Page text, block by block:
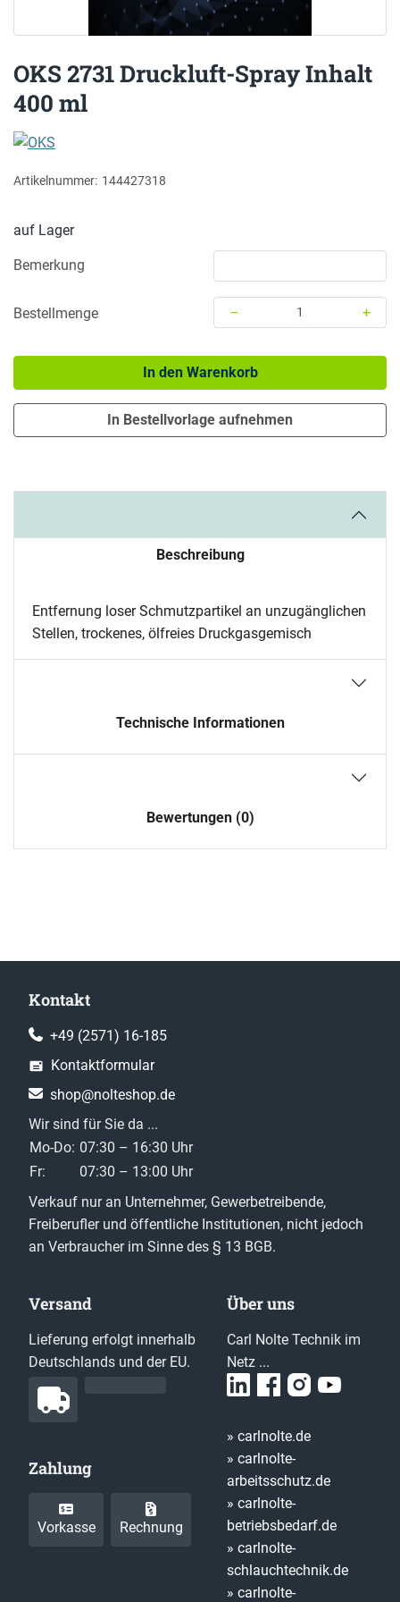
OKS 2731 Druckluft-Spray Inhalt
400 ml
Artikelnummer: 144427318
auf Lager
Bemerkung
Bestellmenge –
+
In den Warenkorb
In Bestellvorlage aufnehmen
Beschreibung
Entfernung loser Schmutzpartikel an unzugänglichen
Stellen, trockenes, ölfreies Druckgasgemisch
Technische Informationen
Bewertungen (0)
Kontakt
+49 (2571) 16-185
Kontaktformular
shop@nolteshop.de
Wir sind für Sie da ...
Mo-Do: 07:30 – 16:30 Uhr
Fr:
07:30 – 13:00 Uhr
Verkauf nur an Unternehmer, Gewerbetreibende,
Freiberufler und öffentliche Institutionen, nicht jedoch
an Verbraucher im Sinne des § 13 BGB.
Versand
Lieferung erfolgt innerhalb
Deutschlands und der EU.
Zahlung
Vorkasse Rechnung
Über uns
Carl Nolte Technik im
Netz ...
» carlnolte.de
» carlnolte-
arbeitsschutz.de
» carlnolte-
betriebsbedarf.de
» carlnolte-
schlauchtechnik.de
» carlnolte-